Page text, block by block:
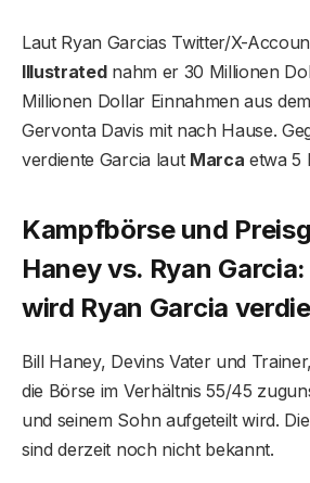
Laut Ryan Garcias Twitter/X-
Illustratednahm er 30 Millionen
Millionen Dollar Einnahmen aus
Gervonta Davis mit nach Hause.
verdiente Garcia laut Marca etwa 5
Kampfbörse und
Haney vs. Ryan
wird Ryan Garcia
Bill Haney, Devins Vater und
die Börse im Verhältnis 55/45
und seinem Sohn aufgeteilt wird.
sind derzeit noch nicht bekannt.